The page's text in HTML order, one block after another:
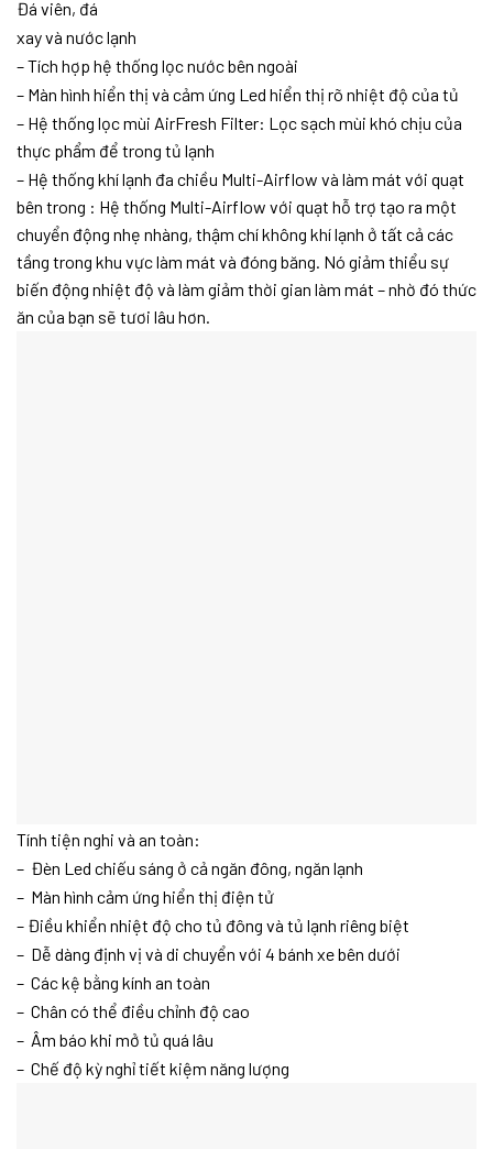
Đá viên, đá
xay và nước lạnh
– Tích hợp hệ thống lọc nước bên ngoài
– Màn hình hiển thị và cảm ứng Led hiển thị rõ nhiệt độ của tủ
– Hệ thống lọc mùi AirFresh Filter: Lọc sạch mùi khó chịu của
thực phẩm để trong tủ lạnh
– Hệ thống khí lạnh đa chiều Multi-Airflow và làm mát với quạt
bên trong : Hệ thống Multi-Airflow với quạt hỗ trợ tạo ra một
chuyển động nhẹ nhàng, thậm chí không khí lạnh ở tất cả các
tầng trong khu vực làm mát và đóng băng. Nó giảm thiểu sự
biến động nhiệt độ và làm giảm thời gian làm mát – nhờ đó thức
ăn của bạn sẽ tươi lâu hơn.
Tính tiện nghi và an toàn:
– Đèn Led chiếu sáng ở cả ngăn đông, ngăn lạnh
– Màn hình cảm ứng hiển thị điện tử
– Điều khiển nhiệt độ cho tủ đông và tủ lạnh riêng biệt
– Dễ dàng định vị và di chuyển với 4 bánh xe bên dưới
– Các kệ bằng kính an toàn
– Chân có thể điều chỉnh độ cao
– Âm báo khi mở tủ quá lâu
– Chế độ kỳ nghỉ tiết kiệm năng lượng